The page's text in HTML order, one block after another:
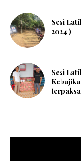
Sesi
2024 )
Sesi